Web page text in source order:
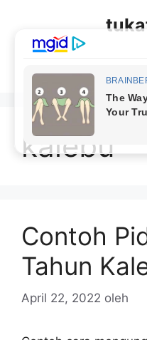
kalebu
Contoh
Tahun
April 22, 2022 oleh